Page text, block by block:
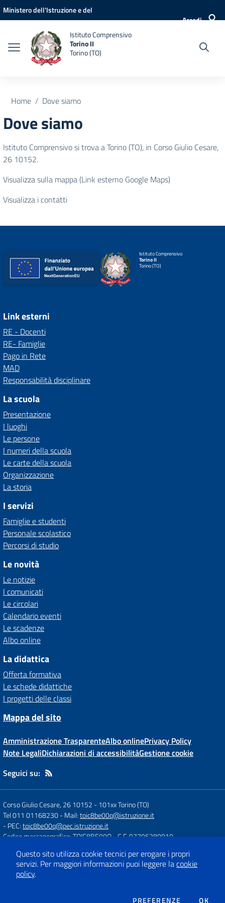
Vai ai contenuti
Vai al menu di navigazione
Vai al footer
Ministero dell'Istruzione e del
Accedi
Istituto Comprensivo
Torino II
Torino (TO)
Home Dove siamo
Dove siamo
Istituto Comprensivo si trova a Torino (TO), in Corso Giulio Cesare,
26 10152.
Visualizza sulla mappa (Link esterno Google Maps)
Visualizza i contatti
Istituto Comprensivo
Torino II
Torino (TO)
Link esterni
RE - Docenti
RE- Famiglie
Pago in Rete
MAD
Responsabilità disciplinare
La scuola
Presentazione
I luoghi
Le persone
I numeri della scuola
Le carte della scuola
Organizzazione
La storia
I servizi
Famiglie e studenti
Personale scolastico
Percorsi di studio
Le novità
Le notizie
I comunicati
Le circolari
Calendario eventi
Le scadenze
Albo online
La didattica
Offerta formativa
Le schede didattiche
I progetti delle classi
Mappa del sito
Amministrazione TrasparenteAlbo onlinePrivacy Policy
Note LegaliDichiarazioni di accessibilitàGestione cookie
Seguici su:
Corso Giulio Cesare, 26 10152 -101xx Torino (TO)
Tel 011 01168230- Mail:toic8be00q@istruzione.it
- PEC:toic8be00q@pec.istruzione.it
Codice meccanografico: TOIC8BE00Q- C.F. 97796280010
Concept & Design by
Designers Italia
Questo sito utilizza cookie tecnici per erogare i propri
servizi. Per maggiori informazioni puoi leggere lacookie
policy.
PREFERENZE DEI COOKIE
OK